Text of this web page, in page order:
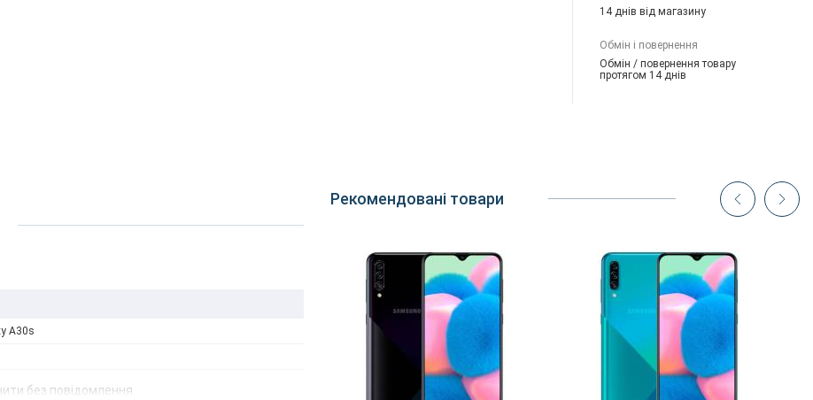
14 днів від магазину
Обмін і повернення
Обмін / повернення товару
протягом 14 днів
A30s
без повідомлення.
Рекомендовані товари